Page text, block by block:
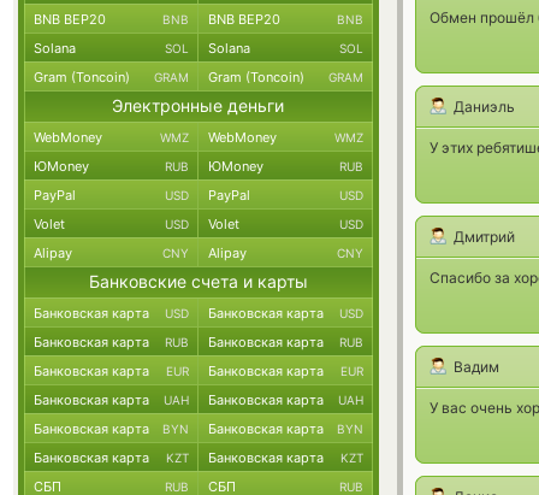
Обмен прошёл
Даниэль
У этих
Дмитрий
Спасибо за
Вадим
У вас очень
BNB BEP20 BNB BNB BEP20 BNB
Solana SOL Solana SOL
Gram (Toncoin) GRAM Gram (Toncoin) GRAM
Электронные деньги
WebMoney WMZ WebMoney WMZ
ЮMoney RUB ЮMoney RUB
PayPal USD PayPal USD
Volet USD Volet USD
Alipay CNY Alipay CNY
Банковские счета и карты
Банковская карта USD Банковская карта USD
Банковская карта RUB Банковская карта RUB
Банковская карта EUR Банковская карта EUR
Банковская карта UAH Банковская карта UAH
Банковская карта BYN Банковская карта BYN
Банковская карта KZT Банковская карта KZT
СБП RUB СБП RUB